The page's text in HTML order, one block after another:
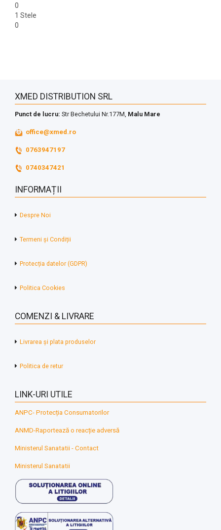
0
1 Stele
0
XMED DISTRIBUTION SRL
Punct de lucru: Str Bechetului Nr.177M, Malu Mare
office@xmed.ro
0763947197
0740347421
INFORMAȚII
Despre Noi
Termeni și Condiții
Protecția datelor (GDPR)
Politica Cookies
COMENZI & LIVRARE
Livrarea și plata produselor
Politica de retur
LINK-URI UTILE
ANPC- Protecția Consumatorilor
ANMD-Raportează o reacție adversă
Ministerul Sanatatii - Contact
Ministerul Sanatatii